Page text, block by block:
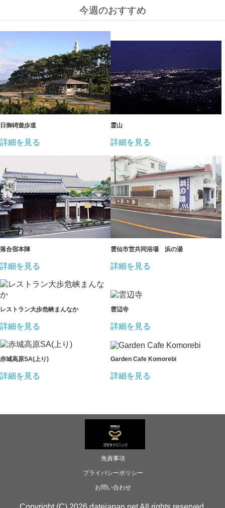
今週のおすすめ
日御碕遊歩道
詳細を見る
霊山
詳細を見る
落合宿本陣
詳細を見る
雲仙市営共同浴場 浜の湯
詳細を見る
レストラン大歩危峡まんなか
詳細を見る
雲辺寺
詳細を見る
赤城高原SA(上り)
詳細を見る
Garden Cafe Komorebi
詳細を見る
免責事項
プライバシーポリシー
お問い合わせ